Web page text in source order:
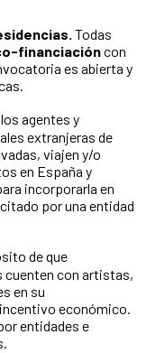
Todas
financiacióncon
es abierta y
agentes y
extranjeras de
viajen y/o
en España y
incorporarla en
por una entidad
de que
cuenten con artistas,
en su
económico.
entidades e